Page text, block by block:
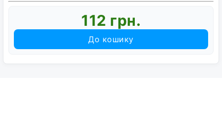
112 грн.
До кошику